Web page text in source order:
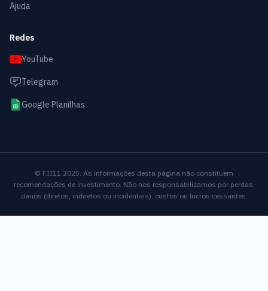
Ajuda
Redes
YouTube
Telegram
Google Planilhas
© FII11 2025. As informações desta página não constituem
recomendações de investimento. Não nos responsabilizamos por perdas,
danos (diretos, indiretos ou incidentais), custos ou lucros cessantes.